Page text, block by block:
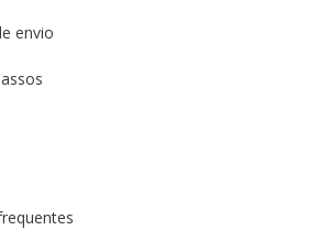
envio